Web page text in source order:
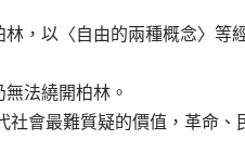
，以〈自由的兩種概念〉等
法繞開柏林。
社會最難質疑的價值，革命